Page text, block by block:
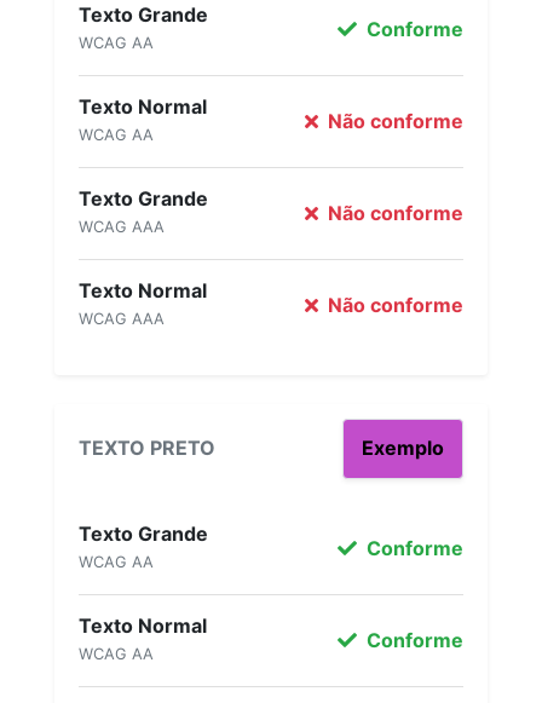
Texto Grande
WCAG AA
Conforme
Texto Normal
WCAG AA
Não conforme
Texto Grande
WCAG AAA
Não conforme
Texto Normal
WCAG AAA
Não conforme
TEXTO PRETO Exemplo
Texto Grande
WCAG AA
Conforme
Texto Normal
WCAG AA
Conforme